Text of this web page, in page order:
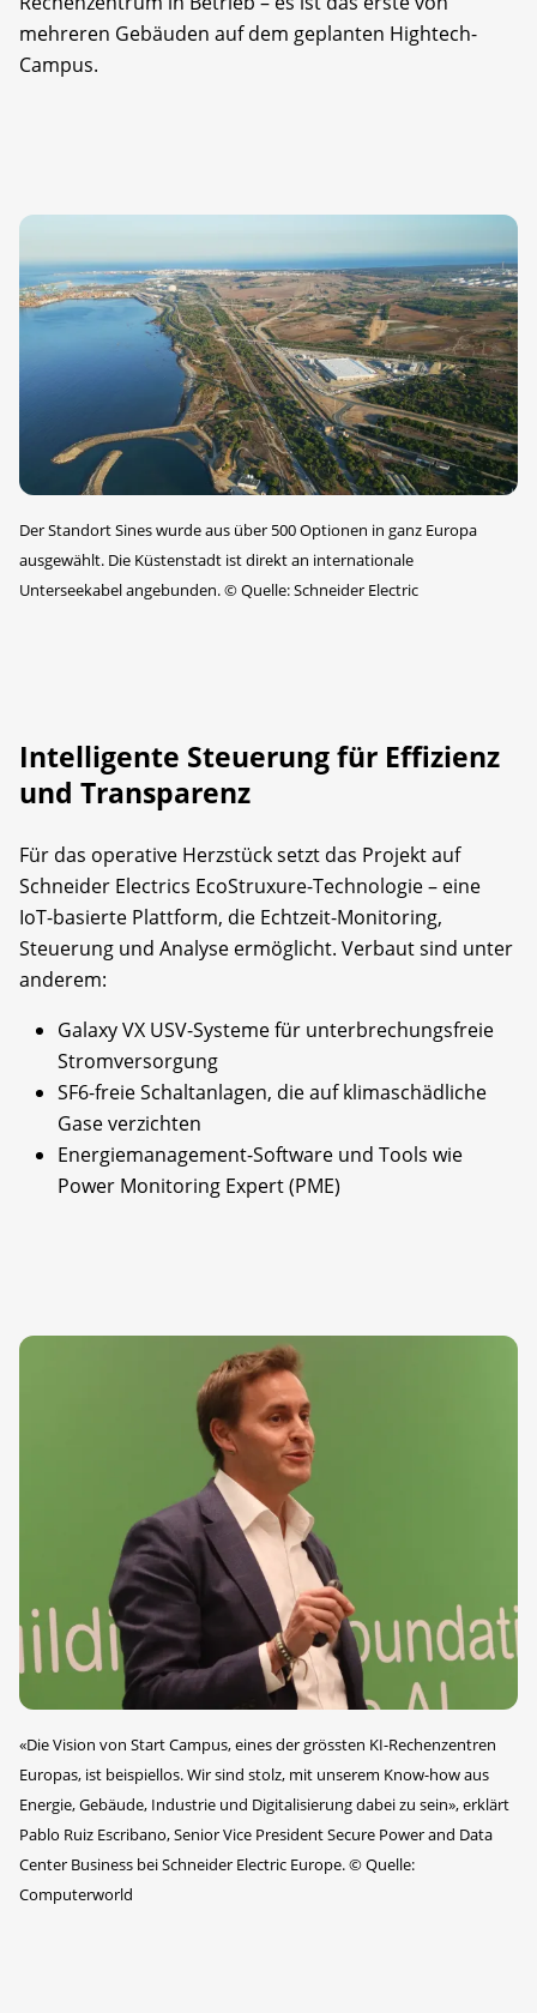
mehreren Gebäuden auf dem geplanten Hightech-
Campus.
Der Standort Sines wurde aus über 500 Optionen in ganz Europa
ausgewählt. Die Küstenstadt ist direkt an internationale
Unterseekabel angebunden.©Quelle: Schneider Electric
Intelligente Steuerung für Effizienz
und Transparenz
Für das operative Herzstück setzt das Projekt auf
Schneider Electrics EcoStruxure-Technologie – eine
IoT-basierte Plattform, die Echtzeit-Monitoring,
Steuerung und Analyse ermöglicht. Verbaut sind unter
anderem:
Galaxy VX USV-Systeme für unterbrechungsfreie
Stromversorgung
SF6-freie Schaltanlagen, die auf klimaschädliche
Gase verzichten
Energiemanagement-Software und Tools wie
Power Monitoring Expert (PME)
«Die Vision von Start Campus, eines der grössten KI-Rechenzentren
Europas, ist beispiellos. Wir sind stolz, mit unserem Know-how aus
Energie, Gebäude, Industrie und Digitalisierung dabei zu sein», erklärt
Pablo Ruiz Escribano, Senior Vice President Secure Power and Data
Center Business bei Schneider Electric Europe.©Quelle:
Computerworld